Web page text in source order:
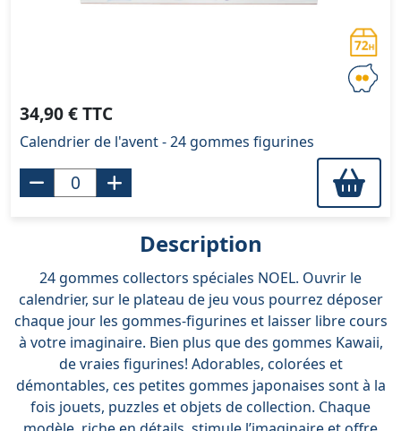
34,90 € TTC
Calendrier de l'avent - 24 gommes figurines
Description
24 gommes collectors spéciales NOEL. Ouvrir le
calendrier, sur le plateau de jeu vous pourrez déposer
chaque jour les gommes-figurines et laisser libre cours
à votre imaginaire. Bien plus que des gommes Kawaii,
de vraies figurines! Adorables, colorées et
démontables, ces petites gommes japonaises sont à la
fois jouets, puzzles et objets de collection. Chaque